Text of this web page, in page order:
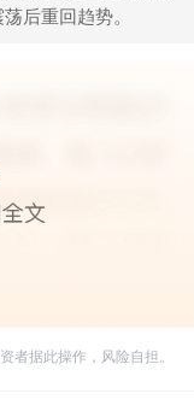
后重回趋势。
者据此操作，风险自担。